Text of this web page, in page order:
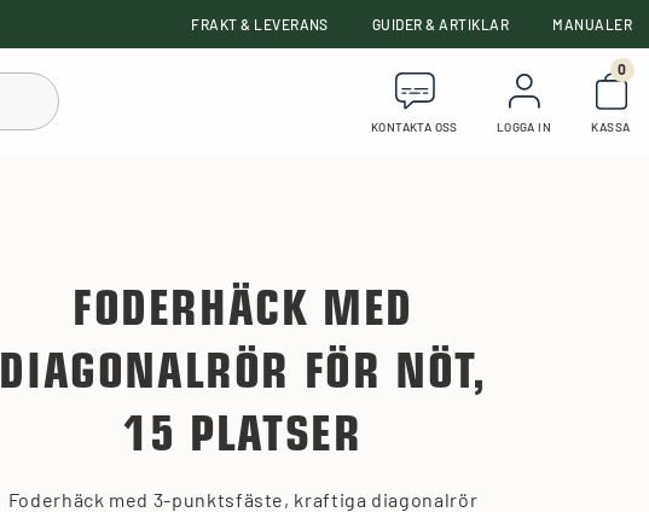
FRAKT & LEVERANS GUIDER & ARTIKLAR MANUALER
KONTAKTA OSS LOGGA IN
0
KASSA
FODERHÄCK MED
DIAGONALRÖR FÖR NÖT,
15 PLATSER
Foderhäck med 3-punktsfäste, kraftiga diagonalrör